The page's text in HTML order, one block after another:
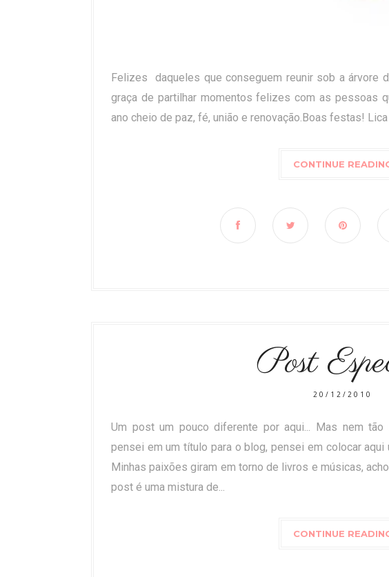
Felizes daqueles que conseguem reunir sob a árvore
graça de partilhar momentos felizes com as pessoas
ano cheio de paz, fé, união e renovação.Boas festas! Lica
CONTINUE
Post
20/12/2010
Um post um pouco diferente por aqui... Mas nem tão
pensei em um título para o blog, pensei em colocar aqui
Minhas paixões giram em torno de livros e músicas,
post é uma mistura de...
CONTINUE